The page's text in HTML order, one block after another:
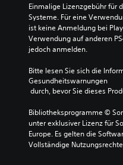
Einmalige Lizenzgebühr für
Systeme. Für eine
ist keine Anmeldung bei
Verwendung auf anderen
jedoch anmelden.
Bitte lesen Sie sich die
Gesundheitswarnungen
durch, bevor Sie dieses
Bibliotheksprogramme ©
unter exklusiver Lizenz für
Europe. Es gelten die
Vollständige